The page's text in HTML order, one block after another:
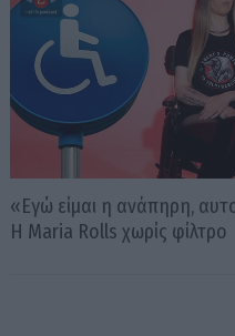
«Εγώ είμαι η ανάπηρη,
Η Maria Rolls χωρίς φίλτρο